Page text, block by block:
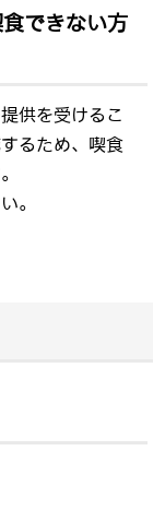
できない方
供を受けるこ
るため、喫食
。